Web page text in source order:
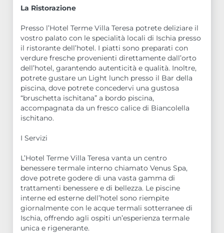
La Ristorazione
Presso l’Hotel Terme Villa Teresa potrete deliziare il
vostro palato con le specialità locali di Ischia presso
il ristorante dell’hotel. I piatti sono preparati con
verdure fresche provenienti direttamente dall’orto
dell’hotel, garantendo autenticità e qualità. Inoltre,
potrete gustare un Light lunch presso il Bar della
piscina, dove potrete concedervi una gustosa
“bruschetta ischitana” a bordo piscina,
accompagnata da un fresco calice di Biancolella
ischitano.
I Servizi
L’Hotel Terme Villa Teresa vanta un centro
benessere termale interno chiamato Venus Spa,
dove potrete godere di una vasta gamma di
trattamenti benessere e di bellezza. Le piscine
interne ed esterne dell’hotel sono riempite
giornalmente con le acque termali sotterranee di
Ischia, offrendo agli ospiti un’esperienza termale
unica e rigenerante.